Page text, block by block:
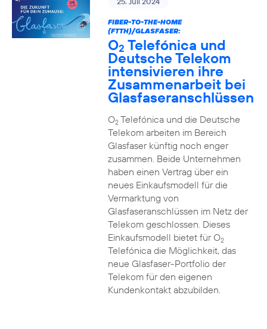
FIBER-TO-THE-HOME
(FTTH)/GLASFASER:
O2 Telefónica und
Deutsche Telekom
intensivieren ihre
Zusammenarbeit bei
Glasfaseranschlüssen
O2Telefónica und die Deutsche
Telekom arbeiten im Bereich
Glasfaser künftig noch enger
zusammen. Beide Unternehmen
haben einen Vertrag über ein
neues Einkaufsmodell für die
Vermarktung von
Glasfaseranschlüssen im Netz der
Telekom geschlossen. Dieses
Einkaufsmodell bietet für O2
Telefónica die Möglichkeit, das
neue Glasfaser-Portfolio der
Telekom für den eigenen
Kundenkontakt abzubilden.